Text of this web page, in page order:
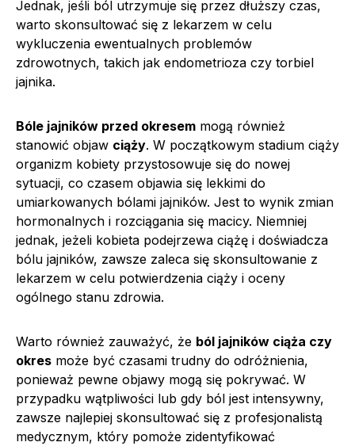
Jednak, jeśli ból utrzymuje się przez dłuższy czas,
warto skonsultować się z lekarzem w celu
wykluczenia ewentualnych problemów
zdrowotnych, takich jak endometrioza czy torbiel
jajnika.
Bóle jajników przed okresem mogą również
stanowić objaw ciąży. W początkowym stadium ciąży
organizm kobiety przystosowuje się do nowej
sytuacji, co czasem objawia się lekkimi do
umiarkowanych bólami jajników. Jest to wynik zmian
hormonalnych i rozciągania się macicy. Niemniej
jednak, jeżeli kobieta podejrzewa ciążę i doświadcza
bólu jajników, zawsze zaleca się skonsultowanie z
lekarzem w celu potwierdzenia ciąży i oceny
ogólnego stanu zdrowia.
Warto również zauważyć, że ból jajników ciąża czy
okres może być czasami trudny do odróżnienia,
ponieważ pewne objawy mogą się pokrywać. W
przypadku wątpliwości lub gdy ból jest intensywny,
zawsze najlepiej skonsultować się z profesjonalistą
medycznym, który pomoże zidentyfikować